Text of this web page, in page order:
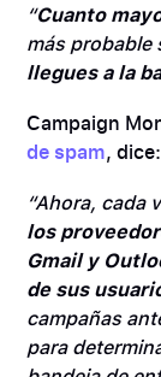
“Cuanto
más probable
llegues a la
Campaign
de spam, dice:
“Ahora, cada
los
Gmail y
de sus
campañas
para